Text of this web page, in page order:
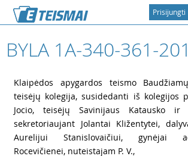
Prisijungti
BYLA 1A-340-361-
Klaipėdos apygardos teismo
teisėjų kolegija, susidedanti iš kolegijos
Jocio, teisėjų Savinijaus Katausko ir
sekretoriaujant Jolantai Kližentytei,
Aurelijui Stanislovaičiui, gynėjai
Rocevičienei, nuteistajam P. V.,